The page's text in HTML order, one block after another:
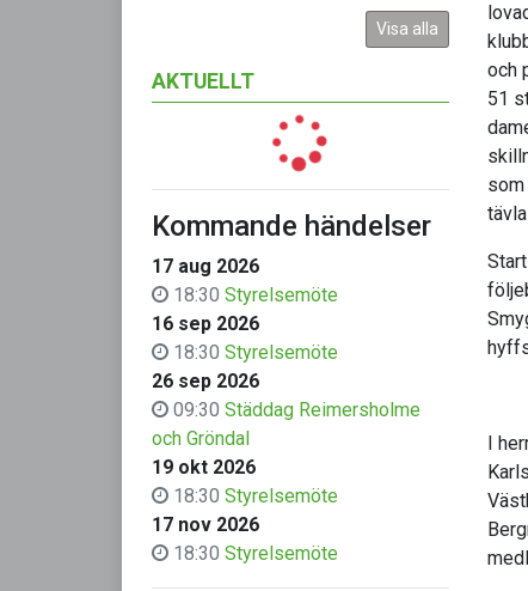
Visa alla
AKTUELLT
Kommande händelser
17 aug 2026
18:30 Styrelsemöte
16 sep 2026
18:30 Styrelsemöte
26 sep 2026
09:30 Städdag Reimersholme
och Gröndal
19 okt 2026
18:30 Styrelsemöte
17 nov 2026
18:30 Styrelsemöte
och
51
som
I